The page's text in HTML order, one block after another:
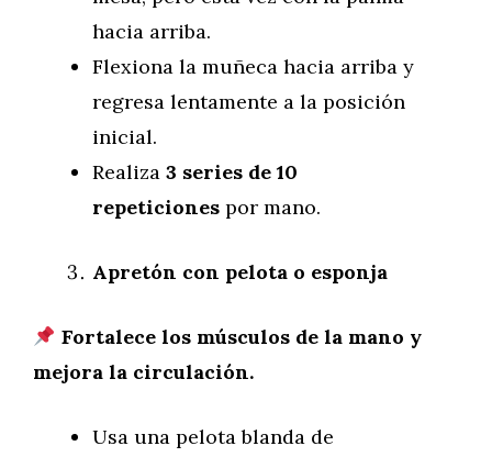
hacia arriba.
Flexiona la muñeca hacia arriba y
regresa lentamente a la posición
inicial.
Realiza 3 series de 10
repeticiones por mano.
Apretón con pelota o esponja
Fortalece los músculos de la mano y
mejora la circulación.
Usa una pelota blanda de